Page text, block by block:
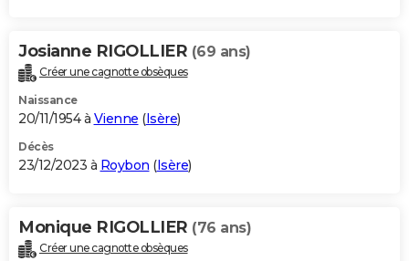
Josianne RIGOLLIER (69 ans)
Créer une cagnotte obsèques
Naissance
20/11/1954 à Vienne (Isère)
Décès
23/12/2023 à Roybon (Isère)
Monique RIGOLLIER (76 ans)
Créer une cagnotte obsèques